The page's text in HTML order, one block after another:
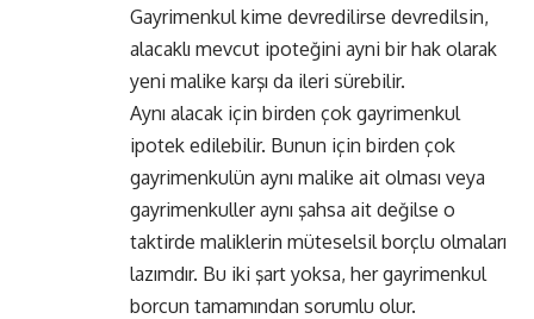
Gayrimenkul kime devredilirse devredilsin,
alacaklı mevcut ipoteğini ayni bir hak olarak
yeni malike karşı da ileri sürebilir.
Aynı alacak için birden çok gayrimenkul
ipotek edilebilir. Bunun için birden çok
gayrimenkulün aynı malike ait olması veya
gayrimenkuller aynı şahsa ait değilse o
taktirde maliklerin müteselsil borçlu olmaları
lazımdır. Bu iki şart yoksa, her gayrimenkul
borcun tamamından sorumlu olur.